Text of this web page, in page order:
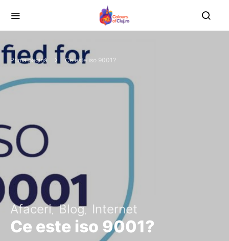
Prima pagină Ce este iso 9001?
Afaceri Blog Internet
Ce este iso 9001?